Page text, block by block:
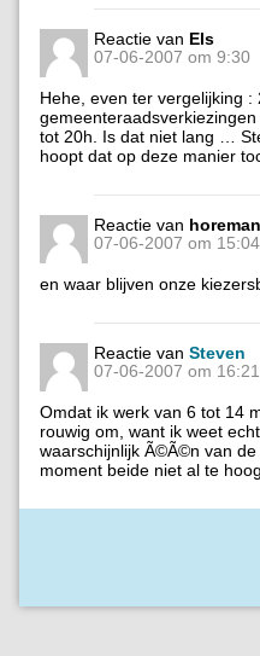
Reactie van Els
07-06-2007 om 9:30
Hehe, even ter vergelijking
tot 20h. Is dat niet lang …
hoopt dat op deze manier
Reactie van
07-06-2007 om 15:04
en waar blijven onze
Reactie van Steven
07-06-2007 om 16:21
Omdat ik werk van 6 tot 14
rouwig om, want ik weet
waarschijnlijk Ã©Ã©n van
moment beide niet al te